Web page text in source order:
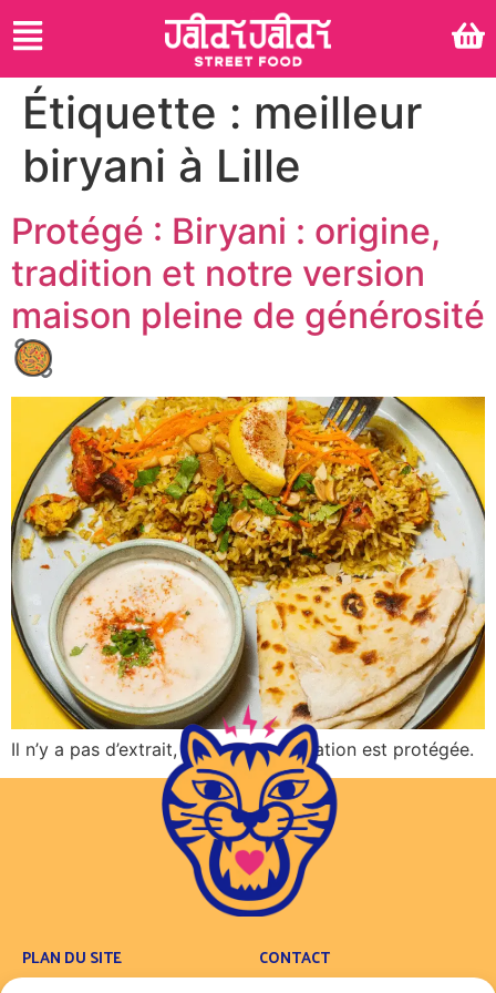
Étiquette : meilleur
biryani à Lille
Protégé : Biryani : origine,
tradition et notre version
maison pleine de générosité
🥘
Il n’y a pas d’extrait, car cette publication est protégée.
PLAN DU SITE
Concept
CONTACT
Contact